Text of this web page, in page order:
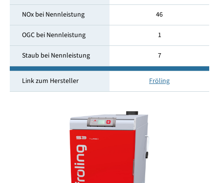
NOx bei Nennleistung 46
OGC bei Nennleistung 1
Staub bei Nennleistung 7
Link zum Hersteller Fröling